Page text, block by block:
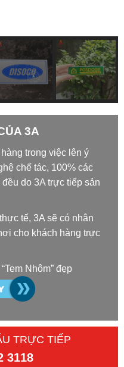
3A
trong việc lên ý
chế tác, 100% các
do 3A trực tiếp sản
tế, 3A sẽ có nhân
cho khách hàng trực
Nhôm” đẹp
TRỰC TIẾP
3118